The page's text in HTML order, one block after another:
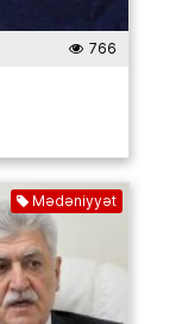
766
Mədəniyyət